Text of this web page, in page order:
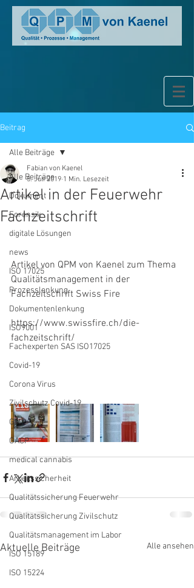
Beitrag
Alle Beiträge
Dokument
Forensik
digitale Lösungen
news
ISO 17025
Prozesslenkung
Dokumentenlenkung
ISO9001
Fachexperten SAS ISO17025
Covid-19
Corona Virus
Zivilschutz Covid-19
GMP
GACP
medical cannabis
Arbeitssicherheit
Qualitätssicherung Feuerwehr
Qualitätssicherung Zivilschutz
Qualitätsmanagement im Labor
ISO 15189
ISO 15224
Alle Beiträge
Artikel in der Feuerwehr
Fachzeitschrift
Fabian von Kaenel
5. Juli 2019 1 Min. Lesezeit
Artikel von QPM von Kaenel zum Thema
Qualitätsmanagement in der
Fachzeitschrift Swiss Fire
https://www.swissfire.ch/die-
fachzeitschrift/
Aktuelle Beiträge Alle ansehen